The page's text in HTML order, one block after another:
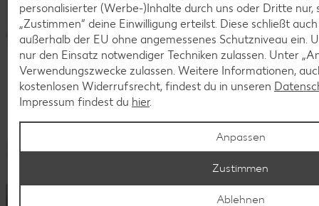
personalisierter (Werbe-)Inhalte durch uns oder Dritte nur,
„Zustimmen“ deine Einwilligung erteilst. Diese schließt
außerhalb der EU ohne angemessenes Schutzniveau ein.
nur den Einsatz notwendiger Techniken zulassen. Unter
Verwendungszwecke zulassen. Weitere Informationen,
kostenlosen Widerrufsrecht, findest du in unseren
Impressum findest du hier.
Anpassen
Ablehnen
Zustimmen